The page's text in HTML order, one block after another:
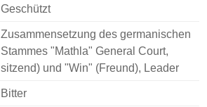
Geschützt
Zusammensetzung des germanischen
Stammes "Mathla" General Court,
sitzend) und "Win" (Freund), Leader
Bitter